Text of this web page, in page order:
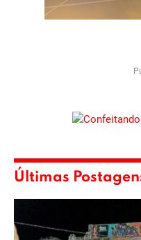
Últimas